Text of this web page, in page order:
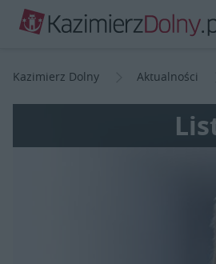
Kazimierz Dolny Aktualności